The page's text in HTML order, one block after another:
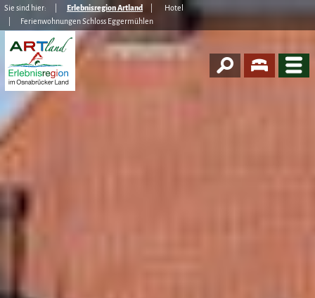
Sie sind hier: Erlebnisregion Artland
Hotel
Ferienwohnungen Schloss Eggermühlen